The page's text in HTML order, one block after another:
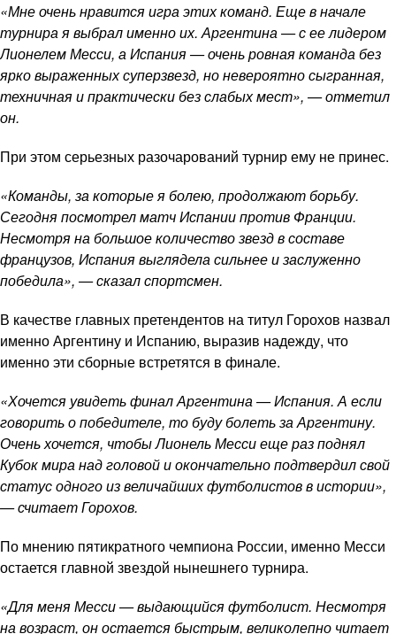
«Мне очень нравится игра этих команд. Еще в начале
турнира я выбрал именно их. Аргентина — с ее лидером
Лионелем Месси, а Испания — очень ровная команда без
ярко выраженных суперзвезд, но невероятно сыгранная,
техничная и практически без слабых мест», — отметил
он.
При этом серьезных разочарований турнир ему не принес.
«Команды, за которые я болею, продолжают борьбу.
Сегодня посмотрел матч Испании против Франции.
Несмотря на большое количество звезд в составе
французов, Испания выглядела сильнее и заслуженно
победила», — сказал спортсмен.
В качестве главных претендентов на титул Горохов назвал
именно Аргентину и Испанию, выразив надежду, что
именно эти сборные встретятся в финале.
«Хочется увидеть финал Аргентина — Испания. А если
говорить о победителе, то буду болеть за Аргентину.
Очень хочется, чтобы Лионель Месси еще раз поднял
Кубок мира над головой и окончательно подтвердил свой
статус одного из величайших футболистов в истории»,
— считает Горохов.
По мнению пятикратного чемпиона России, именно Месси
остается главной звездой нынешнего турнира.
«Для меня Месси — выдающийся футболист. Несмотря
на возраст, он остается быстрым, великолепно читает